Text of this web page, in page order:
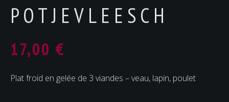
POTJEVLEESCH
17,00 €
Plat froid en gelée de 3 viandes – veau, lapin, poulet